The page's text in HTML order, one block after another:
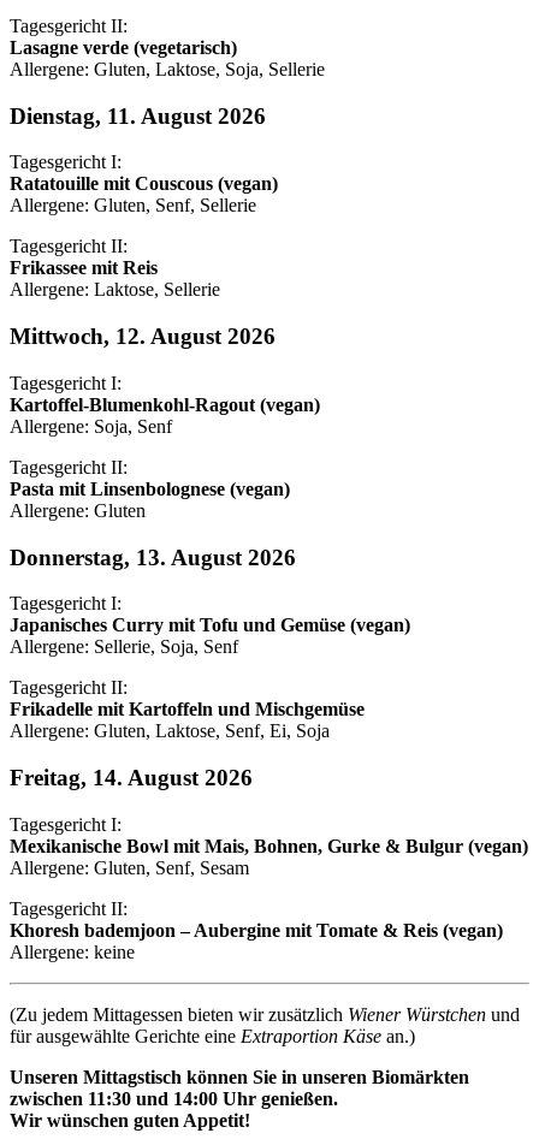
Tagesgericht II:
Lasagne verde (vegetarisch)
Allergene: Gluten, Laktose, Soja, Sellerie
Dienstag, 11. August 2026
Tagesgericht I:
Ratatouille mit Couscous (vegan)
Allergene: Gluten, Senf, Sellerie
Tagesgericht II:
Frikassee mit Reis
Allergene: Laktose, Sellerie
Mittwoch, 12. August 2026
Tagesgericht I:
Kartoffel-Blumenkohl-Ragout (vegan)
Allergene: Soja, Senf
Tagesgericht II:
Pasta mit Linsenbolognese (vegan)
Allergene: Gluten
Donnerstag, 13. August 2026
Tagesgericht I:
Japanisches Curry mit Tofu und Gemüse (vegan)
Allergene: Sellerie, Soja, Senf
Tagesgericht II:
Frikadelle mit Kartoffeln und Mischgemüse
Allergene: Gluten, Laktose, Senf, Ei, Soja
Freitag, 14. August 2026
Tagesgericht I:
Mexikanische Bowl mit Mais, Bohnen, Gurke & Bulgur (vegan)
Allergene: Gluten, Senf, Sesam
Tagesgericht II:
Khoresh bademjoon – Aubergine mit Tomate & Reis (vegan)
Allergene: keine
(Zu jedem Mittagessen bieten wir zusätzlich Wiener Würstchen und
für ausgewählte Gerichte eine Extraportion Käse an.)
Unseren Mittagstisch können Sie in unseren Biomärkten
zwischen 11:30 und 14:00 Uhr genießen.
Wir wünschen guten Appetit!